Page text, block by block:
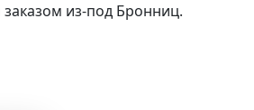
из-под Бронниц.